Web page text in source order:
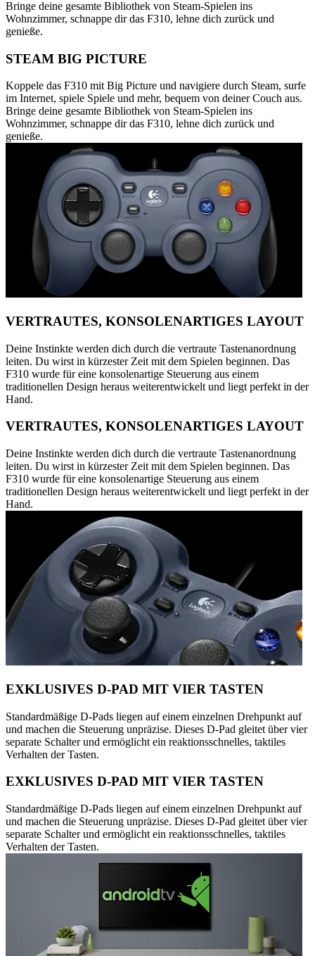
Bringe deine gesamte Bibliothek von Steam-Spielen ins
Wohnzimmer, schnappe dir das F310, lehne dich zurück und
genieße.
STEAM BIG PICTURE
Koppele das F310 mit Big Picture und navigiere durch Steam, surfe
im Internet, spiele Spiele und mehr, bequem von deiner Couch aus.
Bringe deine gesamte Bibliothek von Steam-Spielen ins
Wohnzimmer, schnappe dir das F310, lehne dich zurück und
genieße.
VERTRAUTES, KONSOLENARTIGES LAYOUT
Deine Instinkte werden dich durch die vertraute Tastenanordnung
leiten. Du wirst in kürzester Zeit mit dem Spielen beginnen. Das
F310 wurde für eine konsolenartige Steuerung aus einem
traditionellen Design heraus weiterentwickelt und liegt perfekt in der
Hand.
VERTRAUTES, KONSOLENARTIGES LAYOUT
Deine Instinkte werden dich durch die vertraute Tastenanordnung
leiten. Du wirst in kürzester Zeit mit dem Spielen beginnen. Das
F310 wurde für eine konsolenartige Steuerung aus einem
traditionellen Design heraus weiterentwickelt und liegt perfekt in der
Hand.
EXKLUSIVES D-PAD MIT VIER TASTEN
Standardmäßige D-Pads liegen auf einem einzelnen Drehpunkt auf
und machen die Steuerung unpräzise. Dieses D-Pad gleitet über vier
separate Schalter und ermöglicht ein reaktionsschnelles, taktiles
Verhalten der Tasten.
EXKLUSIVES D-PAD MIT VIER TASTEN
Standardmäßige D-Pads liegen auf einem einzelnen Drehpunkt auf
und machen die Steuerung unpräzise. Dieses D-Pad gleitet über vier
separate Schalter und ermöglicht ein reaktionsschnelles, taktiles
Verhalten der Tasten.